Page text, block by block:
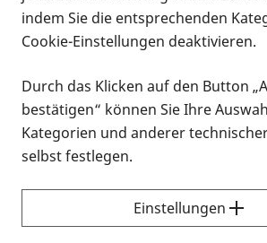
Infomaterial
Infomaterial
Vorlesen
Alle Infomaterialien in
Formaten an einem Ort
Sie möchten wissen, wie Sie nach
suchen und dieses bestellen bzw.
können? Schauen Sie sich die
indem Sie die entsprechenden
Cookie-Einstellungen deaktivieren.
Durch das Klicken auf den Button
bestätigen“ können Sie Ihre
Kategorien und anderer
selbst festlegen.
Einstellungen